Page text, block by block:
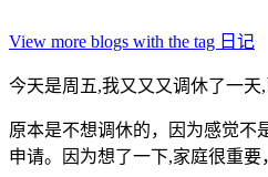
View more blogs with the tag 日记
今天是周五,我又又又调休了一天
原本是不想调休的，因为感觉不
申请。因为想了一下,家庭很重要